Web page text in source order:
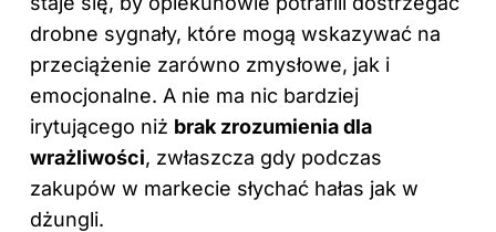
drobne sygnały, które mogą wskazywać na
przeciążenie zarówno zmysłowe, jak i
emocjonalne. A nie ma nic bardziej
irytującego niż brak zrozumienia dla
wrażliwości, zwłaszcza gdy podczas
zakupów w markecie słychać hałas jak w
dżungli.